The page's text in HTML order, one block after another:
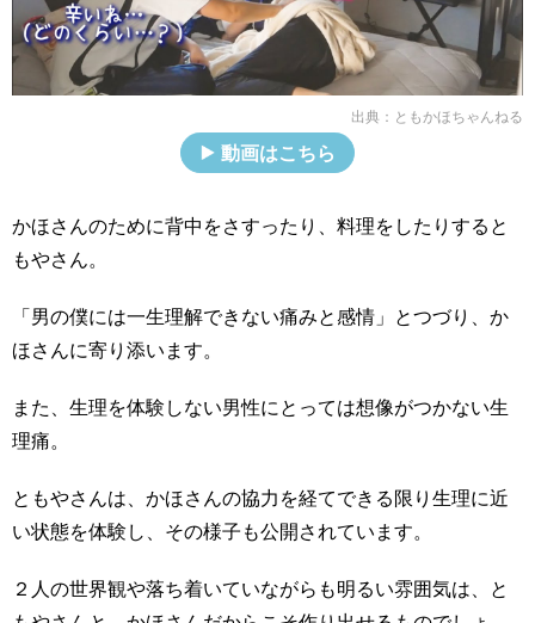
出典： ともかほちゃんねる
動画はこちら
かほさんのために背中をさすったり、料理をしたりすると
もやさん。
「男の僕には一生理解できない痛みと感情」とつづり、か
ほさんに寄り添います。
また、生理を体験しない男性にとっては想像がつかない生
理痛。
ともやさんは、かほさんの協力を経てできる限り生理に近
い状態を体験し、その様子も公開されています。
２人の世界観や落ち着いていながらも明るい雰囲気は、と